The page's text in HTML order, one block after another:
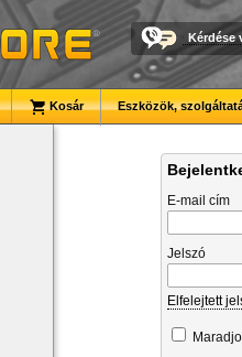
Kérdése
Kosár Eszközök,
E-mail cím
Jelszó
Elfelejtett